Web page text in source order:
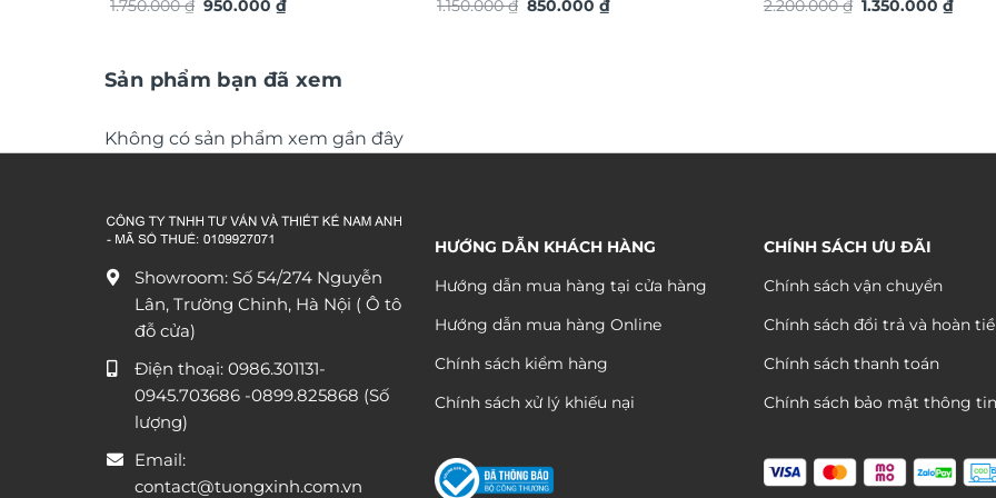
phong thủy TG4913S
1.750.000₫ Giá
950.000₫Giá
950.000 ₫.
dát vàng TG4934S
1.150.000₫ Giá
850.000₫Giá
ứng dát vàng TG4912S
2.200.000₫ Giá
1.350.000₫Giá
Sản phẩm bạn đã xem
Không có sản phẩm xem gần đây
Showroom: Số 54/274 Nguyễn
Lân, Trường Chinh, Hà Nội ( Ô tô
đỗ cửa)
Điện thoại: 0986.301131-
0945.703686 -0899.825868 (Số
lượng)
Email:
contact@tuongxinh.com.vn
HƯỚNG DẪN KHÁCH HÀNG
Hướng dẫn mua hàng tại cửa hàng
Hướng dẫn mua hàng Online
Chính sách kiểm hàng
Chính sách xử lý khiếu nại
CHÍNH SÁCH ƯU ĐÃI
Chính sách vận chuyển
Chính sách đổi trả và hoàn
Chính sách thanh toán
Chính sách bảo mật thông tin